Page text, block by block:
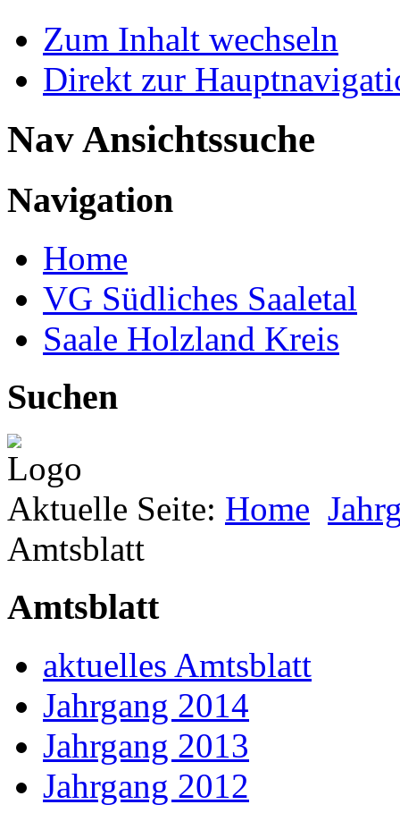
Zum Inhalt wechseln
Direkt zur
Nav Ansichtssuche
Navigation
Home
VG Südliches Saaletal
Saale Holzland Kreis
Suchen
Aktuelle Seite: Home
Amtsblatt
Amtsblatt
aktuelles Amtsblatt
Jahrgang 2014
Jahrgang 2013
Jahrgang 2012